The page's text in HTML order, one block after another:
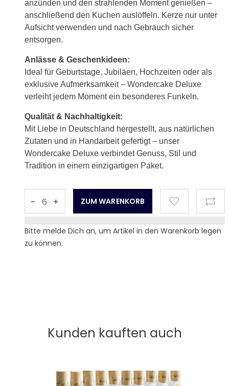
anzünden und den strahlenden Moment genießen –
anschließend den Kuchen auslöffeln. Kerze nur unter
Aufsicht verwenden und nach Gebrauch sicher
entsorgen.
Anlässe & Geschenkideen:
Ideal für Geburtstage, Jubiläen, Hochzeiten oder als
exklusive Aufmerksamkeit – Wondercake Deluxe
verleiht jedem Moment ein besonderes Funkeln.
Qualität & Nachhaltigkeit:
Mit Liebe in Deutschland hergestellt, aus natürlichen
Zutaten und in Handarbeit gefertigt – unser
Wondercake Deluxe verbindet Genuss, Stil und
Tradition in einem einzigartigen Paket.
- +
Bitte melde Dich an, um Artikel in den Warenkorb legen
zu können.
Kunden kauften auch